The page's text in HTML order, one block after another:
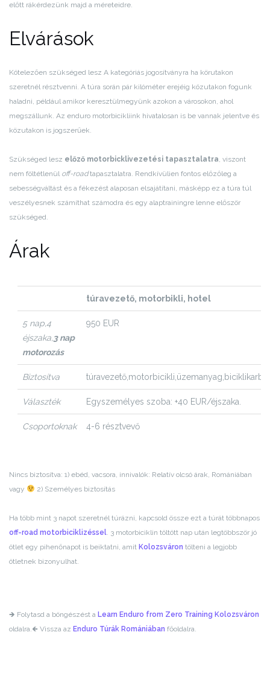
előtt rákérdezünk majd a méreteidre.
Elvárások
Kötelezően szükséged lesz A kategóriás jogosítványra ha körutakon
szeretnél résztvenni. A túra során pár kilóméter erejéig közutakon fogunk
haladni, például amikor keresztülmegyünk azokon a városokon, ahol
megszállunk. Az enduro motorbicikliink hivatalosan is be vannak jelentve és
közutakon is jogszerűek.
Szükséged lesz előző motorbicklivezetési tapasztalatra, viszont
nem föltétlenül off-roadtapasztalatra. Rendkívülien fontos előzőleg a
sebességváltást és a fékezést alaposan elsajátítani, másképp ez a túra túl
veszélyesnek számíthat számodra és egy alaptrainingre lenne először
szükséged.
Árak
túravezető, motorbikli, hotel
5 nap,4
éjszaka,3 nap
motorozás
950 EUR
Biztosítva túravezető, motorbicikli, üzemanyag,
Választék Egyszemélyes szoba: +40 EUR/éjszaka.
Csoportoknak 4-6 résztvevő
Nincs biztosítva: 1) ebéd, vacsora, innivalók: Relatív olcsó árak, Romániában
vagy
2) Személyes biztosítás
Ha több mint 3 napot szeretnél túrázni, kapcsold össze ezt a túrát többnapos
off-road motorbiciklizéssel. 3 motorbiciklin töltött nap után legtöbbször jó
ötlet egy pihenőnapot is beiktatni, amit Kolozsváron tölteni a legjobb
ötletnek bizonyulhat.
🡺 Folytasd a böngészést a Learn Enduro from Zero Training Kolozsváron
oldalra.🡸 Vissza az Enduro Túrák Romániában főoldalra.